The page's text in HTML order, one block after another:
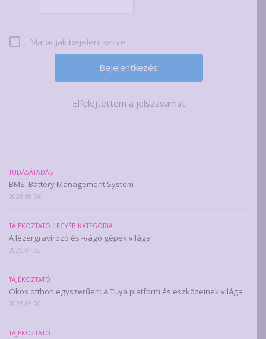
Maradjak bejelentkezve
Elfelejtettem a jelszavamat
TUDÁSÁTADÁS
BMS: Battery Management System
2026.08.06.
TÁJÉKOZTATÓ / EGYÉB KATEGÓRIA
A lézergravírozó és -vágó gépek világa
2025.04.03.
TÁJÉKOZTATÓ
Okos otthon egyszerűen: A Tuya platform és eszközeinek világa
2025.03.20.
TÁJÉKOZTATÓ